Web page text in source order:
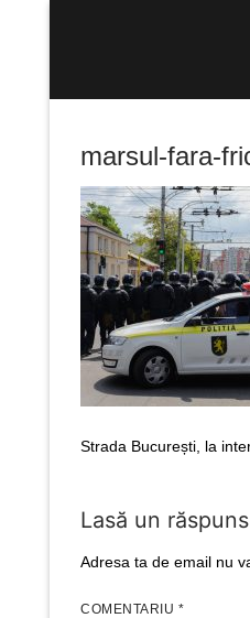
Caută
după:
marsul-fara-
Strada București, la
Lasă un răspuns
Adresa ta de email nu
COMENTARIU *